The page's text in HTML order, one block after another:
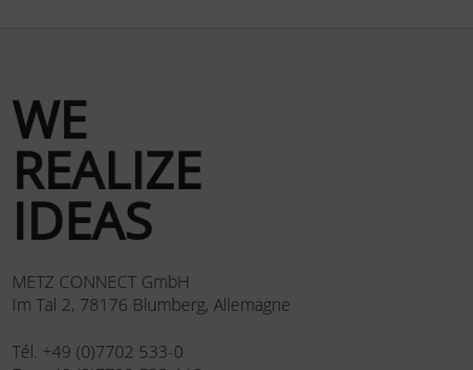
WE
REALIZE
IDEAS
METZ CONNECT GmbH
Im Tal 2, 78176 Blumberg, Allemagne
Tél. +49 (0)7702 533-0